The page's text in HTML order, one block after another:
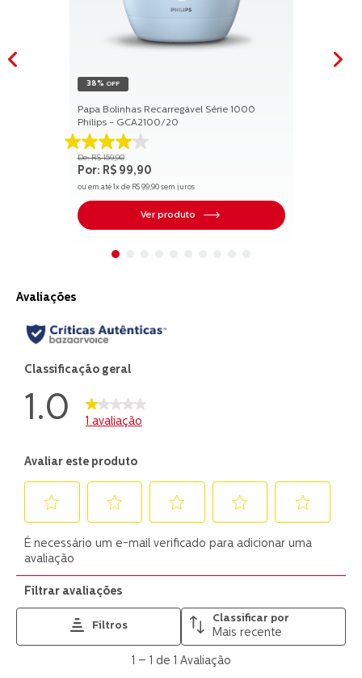
38% OFF
Papa Bolinhas Recarregável Série 1000
Philips - GCA2100/20
4.1
de
5
estrelas.
17
avaliações
R$ 159,90
R$ 99,90
ou em até 1 x de R$ 99,90sem juros
Ver produto